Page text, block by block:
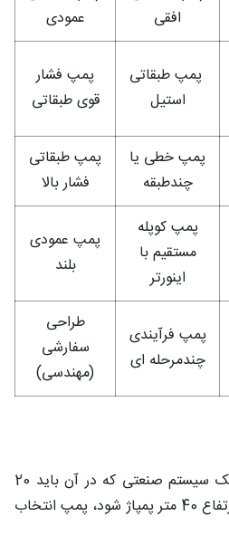
افقی
عمودی
پمپ طبقاتی
استیل
پمپ فشار
قوی طبقاتی
پمپ خطی یا
چندطبقه
پمپ طبقاتی
فشار بالا
پمپ کوپله
مستقیم با
اینورتر
پمپ عمودی
بلند
پمپ فرآیندی
چندمرحله‌ ای
طراحی
سفارشی
(مهندسی)
فرض کنید قرار است برای یک سیستم صنعتی که در آن باید 20
مترمکعب در ساعت آب به ارتفاع 40 متر پمپاژ شود، پمپ انتخاب